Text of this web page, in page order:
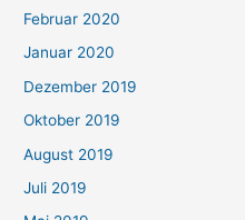
Februar 2020
Januar 2020
Dezember 2019
Oktober 2019
August 2019
Juli 2019